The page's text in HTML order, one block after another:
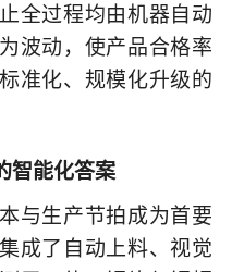
全过程均由机器自动
波动，使产品合格率
准化、规模化升级的
智能化答案
与生产节拍成为首要
成了自动上料、视觉